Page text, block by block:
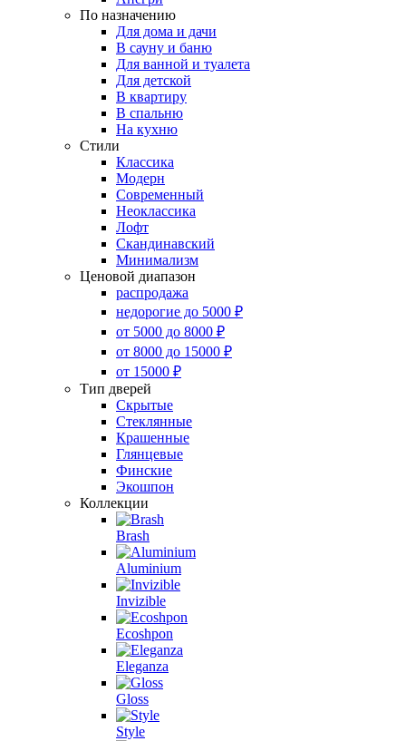
По назначению
Для дома и дачи
В сауну и баню
Для ванной и туалета
Для детской
В квартиру
В спальню
На кухню
Стили
Классика
Модерн
Современный
Неоклассика
Лофт
Скандинавский
Минимализм
Ценовой диапазон
распродажа
недорогие до 5000 ₽
от 5000 до 8000 ₽
от 8000 до 15000 ₽
от 15000 ₽
Тип дверей
Скрытые
Стеклянные
Крашенные
Глянцевые
Финские
Экошпон
Коллекции
Brash
Aluminium
Invizible
Ecoshpon
Eleganza
Gloss
Style